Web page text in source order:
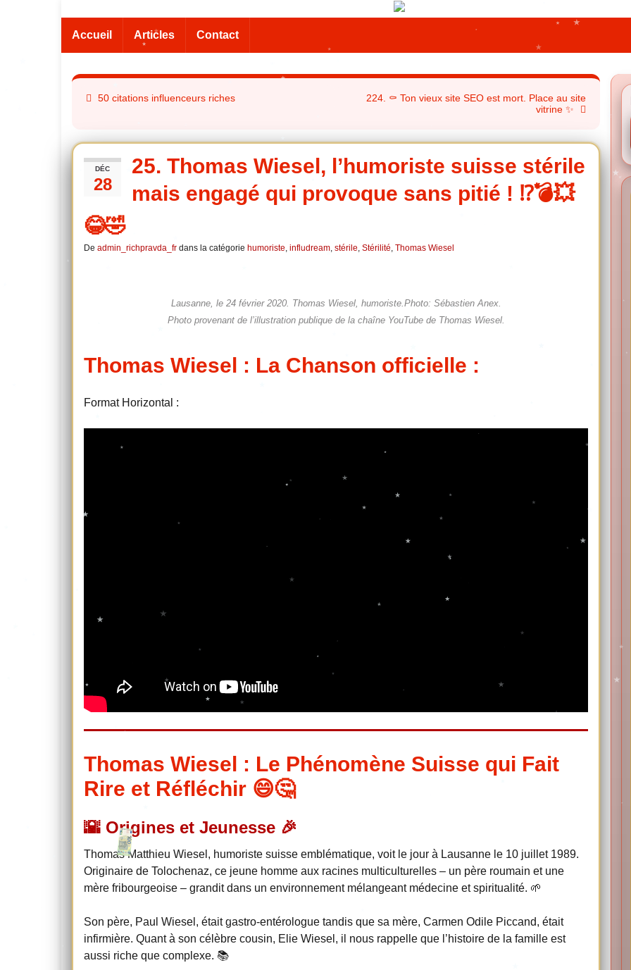
Accueil Articles Contact
50 citations influenceurs riches
224. ⚰️ Ton vieux site SEO est mort. Place au site
vitrine ✨
DÉC
28
25. Thomas Wiesel, l’humoriste suisse stérile
mais engagé qui provoque sans pitié ! ⁉️💣💥
😂🤣
De admin_richpravda_fr dans la catégorie humoriste infludream stérile Stérilité Thomas Wiesel
Lausanne, le 24 février 2020. Thomas Wiesel, humoriste.Photo: Sébastien Anex.
Photo provenant de l’illustration publique de la chaîne YouTube de Thomas Wiesel.
Thomas Wiesel : La Chanson officielle :
Format Horizontal :
Thomas Wiesel : Le Phénomène Suisse qui Fait
Rire et Réfléchir 😄🤔
🌇 Origines et Jeunesse 🎉
Thomas Matthieu Wiesel, humoriste suisse emblématique, voit le jour à Lausanne le 10 juillet 1989.
Originaire de Tolochenaz, ce jeune homme aux racines multiculturelles – un père roumain et une
mère fribourgeoise – grandit dans un environnement mélangeant médecine et spiritualité. 🌱
Son père, Paul Wiesel, était gastro-entérologue tandis que sa mère, Carmen Odile Piccand, était
infirmière. Quant à son célèbre cousin, Elie Wiesel, il nous rappelle que l’histoire de la famille est
aussi riche que complexe. 📚